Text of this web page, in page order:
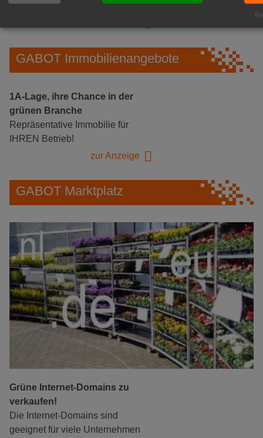
Herongen
GABOT Immobilienangebote
1A-Lage, ihre Chance in der
grünen Branche
Repräsentative Immobilie für
IHREN Betrieb!
zur Anzeige
GABOT Marktplatz
Grüne Internet-Domains zu
verkaufen!
Die Internet-Domains sind
geeignet für viele Unternehmen